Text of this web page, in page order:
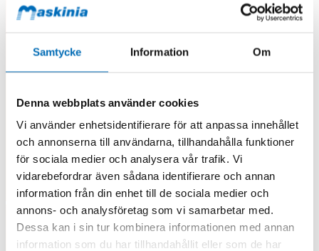
Samtycke Information Om
Denna webbplats använder cookies
Vi använder enhetsidentifierare för att anpassa innehållet
och annonserna till användarna, tillhandahålla funktioner
för sociala medier och analysera vår trafik. Vi
vidarebefordrar även sådana identifierare och annan
information från din enhet till de sociala medier och
annons- och analysföretag som vi samarbetar med.
Dessa kan i sin tur kombinera informationen med annan
information som du har tillhandahållit eller som de har